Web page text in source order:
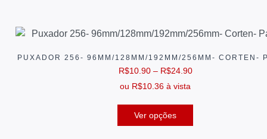
PUXADOR 256- 96MM/128MM/192MM/256MM- CORTEN-
R$10.90 – R$24.90
ou R$10.36 à vista
Ver opções